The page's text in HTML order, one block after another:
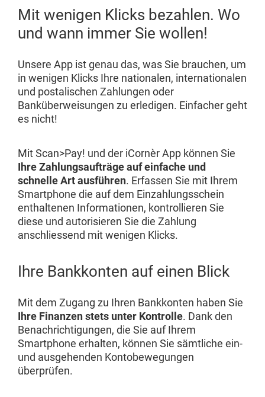
Mit wenigen Klicks bezahlen. Wo
und wann immer Sie wollen!
Unsere App ist genau das, was Sie brauchen, um
in wenigen Klicks Ihre nationalen, internationalen
und postalischen Zahlungen oder
Banküberweisungen zu erledigen. Einfacher geht
es nicht!
Mit Scan>Pay! und der iCornèr App können Sie
Ihre Zahlungsaufträge auf einfache und
schnelle Art ausführen. Erfassen Sie mit Ihrem
Smartphone die auf dem Einzahlungsschein
enthaltenen Informationen, kontrollieren Sie
diese und autorisieren Sie die Zahlung
anschliessend mit wenigen Klicks.
Ihre Bankkonten auf einen Blick
Mit dem Zugang zu Ihren Bankkonten haben Sie
Ihre Finanzen stets unter Kontrolle. Dank den
Benachrichtigungen, die Sie auf Ihrem
Smartphone erhalten, können Sie sämtliche ein-
und ausgehenden Kontobewegungen
überprüfen.